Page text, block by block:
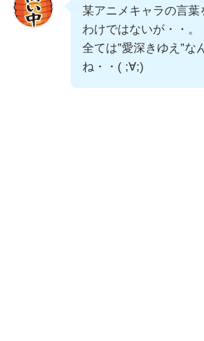
某アニメキャラの言葉
わけではないが・・。
全ては”愛深きゆえ”な
ね・・( ;∀;)